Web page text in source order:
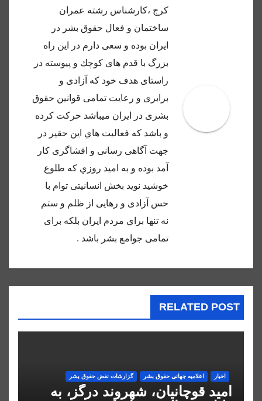
كرج ،كارشناس رشته عمران
ساختمان و فعال حقوق بشر در
ايران بوده و سعى دارم در اين راه
بزرگ با قدم هاى كوچك و پيوسته در
راستاى هدف خود كه آزادى و
برابرى و رعايت تمامى قوانين حقوق
بشرى در ايران ميباشد حركت كرده
و باشد كه فعاليت هاي اين حقير در
جهت آگاهى رسانى و افشاگرى كار
آمد بوده و به اميد روزي كه طلوع
خوشيد نويد بخش انسانيتى توام با
حس آزادى و رهايى از ظلم و ستم
نه تنها براي مردم ايران بلكه براى
تمامى جوامع بشر باشد .
RELATED POST
اخبار اعلاميه جهانی حقوق بشر گزارشات نقض حقوق بشر
امید قوچانیان، شهروند درگز، به